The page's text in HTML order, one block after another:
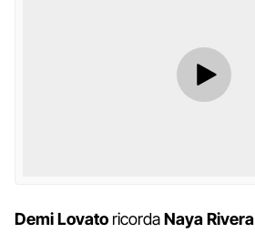
Demi Lovato ricordaNaya Rivera